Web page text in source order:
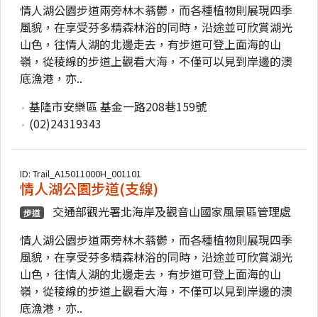
情人湖公園步道兩旁林木蓊鬱，而各種植物則展現四季
風貌，在享受芬多精森林浴的同時，沿途並可欣賞湖光
山色，往情人湖的北邊走去，有步道可登上面海的山
嶺，從稜線的步道上觀看大海，不僅可以見到岸邊的澳
底漁港，亦..
基隆市安樂區 基金一路208巷159號
(02)24319343
ID: Trail_A15011000H_001101
情人湖公園步道(支線)
步道
交通部觀光署北海岸及觀音山國家風景區管理處
情人湖公園步道兩旁林木蓊鬱，而各種植物則展現四季
風貌，在享受芬多精森林浴的同時，沿途並可欣賞湖光
山色，往情人湖的北邊走去，有步道可登上面海的山
嶺，從稜線的步道上觀看大海，不僅可以見到岸邊的澳
底漁港，亦..